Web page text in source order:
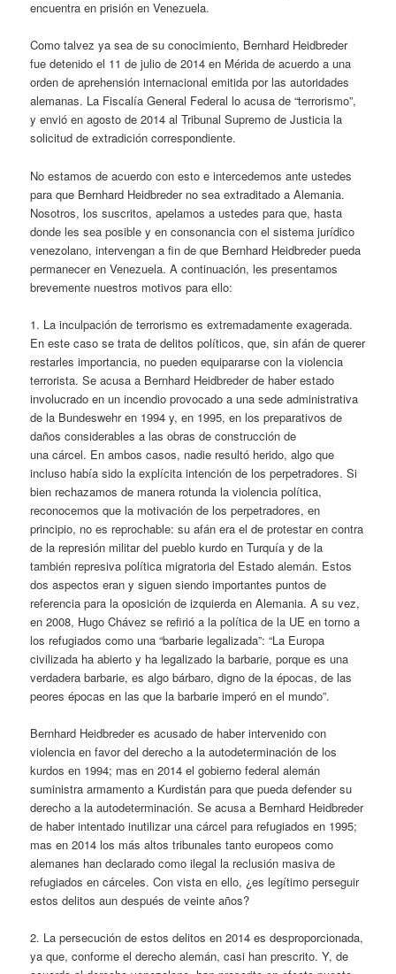
encuentra en prisión en Venezuela.
Como talvez ya sea de su conocimiento, Bernhard Heidbreder
fue detenido el 11 de julio de 2014 en Mérida de acuerdo a una
orden de aprehensión internacional emitida por las autoridades
alemanas. La Fiscalía General Federal lo acusa de “terrorismo”,
y envió en agosto de 2014 al Tribunal Supremo de Justicia la
solicitud de extradición correspondiente.
No estamos de acuerdo con esto e intercedemos ante ustedes
para que Bernhard Heidbreder no sea extraditado a Alemania.
Nosotros, los suscritos, apelamos a ustedes para que, hasta
donde les sea posible y en consonancia con el sistema jurídico
venezolano, intervengan a fin de que Bernhard Heidbreder pueda
permanecer en Venezuela. A continuación, les presentamos
brevemente nuestros motivos para ello:
1. La inculpación de terrorismo es extremadamente exagerada.
En este caso se trata de delitos políticos, que, sin afán de querer
restarles importancia, no pueden equipararse con la violencia
terrorista. Se acusa a Bernhard Heidbreder de haber estado
involucrado en un incendio provocado a una sede administrativa
de la Bundeswehr en 1994 y, en 1995, en los preparativos de
daños considerables a las obras de construcción de
una cárcel. En ambos casos, nadie resultó herido, algo que
incluso había sido la explícita intención de los perpetradores. Si
bien rechazamos de manera rotunda la violencia política,
reconocemos que la motivación de los perpetradores, en
principio, no es reprochable: su afán era el de protestar en contra
de la represión militar del pueblo kurdo en Turquía y de la
también represiva política migratoria del Estado alemán. Estos
dos aspectos eran y siguen siendo importantes puntos de
referencia para la oposición de izquierda en Alemania. A su vez,
en 2008, Hugo Chávez se refirió a la política de la UE en torno a
los refugiados como una “barbarie legalizada”: “La Europa
civilizada ha abierto y ha legalizado la barbarie, porque es una
verdadera barbarie, es algo bárbaro, digno de la épocas, de las
peores épocas en las que la barbarie imperó en el mundo”.
Bernhard Heidbreder es acusado de haber intervenido con
violencia en favor del derecho a la autodeterminación de los
kurdos en 1994; mas en 2014 el gobierno federal alemán
suministra armamento a Kurdistán para que pueda defender su
derecho a la autodeterminación. Se acusa a Bernhard Heidbreder
de haber intentado inutilizar una cárcel para refugiados en 1995;
mas en 2014 los más altos tribunales tanto europeos como
alemanes han declarado como ilegal la reclusión masiva de
refugiados en cárceles. Con vista en ello, ¿es legítimo perseguir
estos delitos aun después de veinte años?
2. La persecución de estos delitos en 2014 es desproporcionada,
ya que, conforme el derecho alemán, casi han prescrito. Y, de